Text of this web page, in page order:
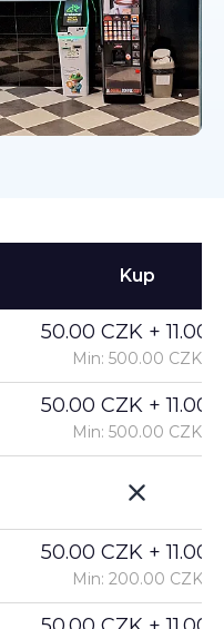
Kup
50.00 CZK +
Min: 500.00 CZK
50.00 CZK +
Min: 500.00 CZK
50.00 CZK +
Min: 200.00 CZK